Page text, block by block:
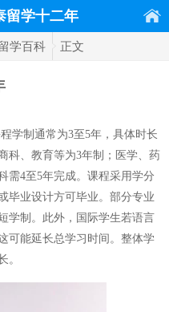
留学十二年
学百科 正文
学制通常为3至5年，具体时长
科、教育等为3年制；医学、药
需4至5年完成。课程采用学分
毕业设计方可毕业。部分专业
学制。此外，国际学生若语言
可能延长总学习时间。整体学
。